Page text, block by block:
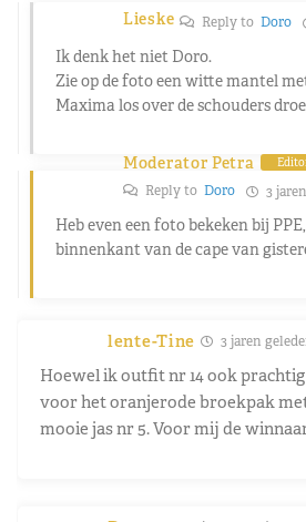
Lieske Reply toDoro
Ik denk het niet Doro.
Zie op de foto een witte mantel
Maxima los over de schouders
Moderator Petra
Reply to Doro 3
Heb even een foto bekeken bij
binnenkant van de cape van
lente-Tine 3 jaren
Hoewel ik outfit nr 14 ook
voor het oranjerode broekpak
mooie jas nr 5. Voor mij de